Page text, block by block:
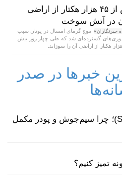
بیش از ۴۵ هزار هکتار از اراضی
در آتش سوخت
خبرنگاران» موج گرمای امسال در یونان سبب
گسترده‌ای شد که طی چهار روز بیش
خبرها در صدر
جوشکاری زیرپودری (SAW)؛ چرا سیم‌جوش و پودر مکمل
تمیز کنیم؟